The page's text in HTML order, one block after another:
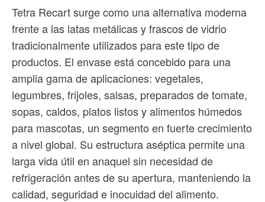
Tetra Recart surge como una alternativa moderna
frente a las latas metálicas y frascos de vidrio
tradicionalmente utilizados para este tipo de
productos. El envase está concebido para una
amplia gama de aplicaciones: vegetales,
legumbres, frijoles, salsas, preparados de tomate,
sopas, caldos, platos listos y alimentos húmedos
para mascotas, un segmento en fuerte crecimiento
a nivel global. Su estructura aséptica permite una
larga vida útil en anaquel sin necesidad de
refrigeración antes de su apertura, manteniendo la
calidad, seguridad e inocuidad del alimento.